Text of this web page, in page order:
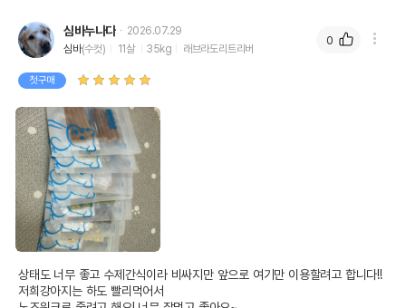
심바누나다
2026.07.29
심바(수컷) 11살 35kg 래브라도리트리버
첫구매
상태도 너무 좋고 수제간식이라 비싸지만 앞으로 여기만 이용할려고 합니다!!
저희강아지는 하도 빨리먹어서
0